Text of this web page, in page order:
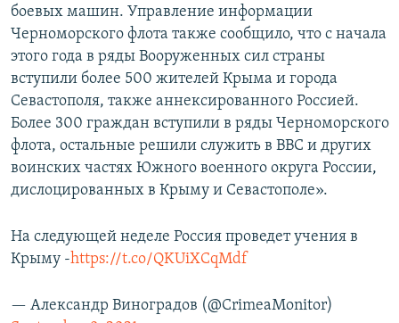
боевых машин. Управление информации
Черноморского флота также сообщило, что с начала
этого года в ряды Вооруженных сил страны
вступили более 500 жителей Крыма и города
Севастополя, также аннексированного Россией.
Более 300 граждан вступили в ряды Черноморского
флота, остальные решили служить в ВВС и других
воинских частях Южного военного округа России,
дислоцированных в Крыму и Севастополе».
На следующей неделе Россия проведет учения в
Крыму -https://t.co/QKUiXCqMdf
— Александр Виноградов (@CrimeaMonitor)